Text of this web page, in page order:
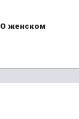
О женском